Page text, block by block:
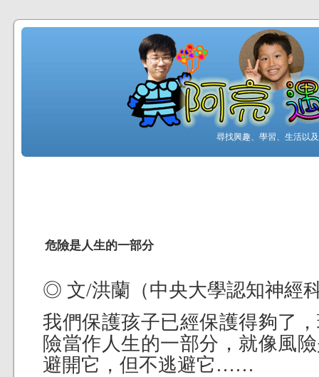
尋找興趣、學習、生活以
危險是人生的一部分
◎ 文/洪蘭（中央大學認知神經
我們保護孩子已經保護得夠了
險當作人生的一部分，就像風
避開它，但不逃避它……